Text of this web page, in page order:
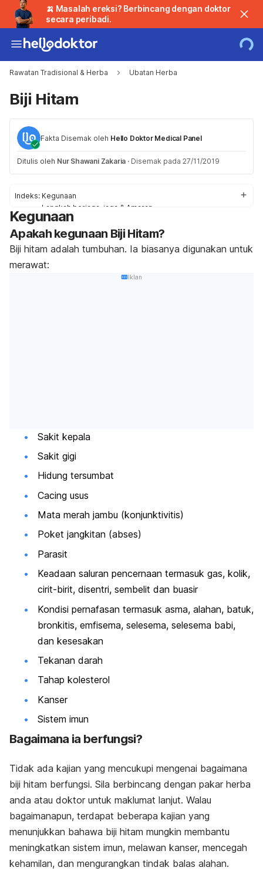
🍌 Masalah ereksi? Berbincang dengan doktor
secara peribadi.
Rawatan Tradisional & Herba Ubatan Herba
Biji Hitam
Fakta Disemak oleh Hello Doktor Medical Panel
Ditulis oleh Nur Shawani Zakaria · Disemak pada 27/11/2019
Indeks: Kegunaan
Langkah berjaga-jaga & Amaran
Kesan Sampingan
Tindak balas
Penggunaan /Dos
Kegunaan
Apakah kegunaan Biji Hitam?
Biji hitam adalah tumbuhan. Ia biasanya digunakan untuk
merawat:
Iklan
Sakit kepala
Sakit gigi
Hidung tersumbat
Cacing usus
Mata merah jambu (konjunktivitis)
Poket jangkitan (abses)
Parasit
Keadaan saluran pencernaan termasuk gas, kolik,
cirit-birit, disentri, sembelit dan buasir
Kondisi pernafasan termasuk asma, alahan, batuk,
bronkitis, emfisema, selesema, selesema babi,
dan kesesakan
Tekanan darah
Tahap kolesterol
Kanser
Sistem imun
Bagaimana ia berfungsi?
Tidak ada kajian yang mencukupi mengenai bagaimana
biji hitam berfungsi. Sila berbincang dengan pakar herba
anda atau doktor untuk maklumat lanjut. Walau
bagaimanapun, terdapat beberapa kajian yang
menunjukkan bahawa biji hitam mungkin membantu
meningkatkan sistem imun, melawan kanser, mencegah
kehamilan, dan mengurangkan tindak balas alahan.